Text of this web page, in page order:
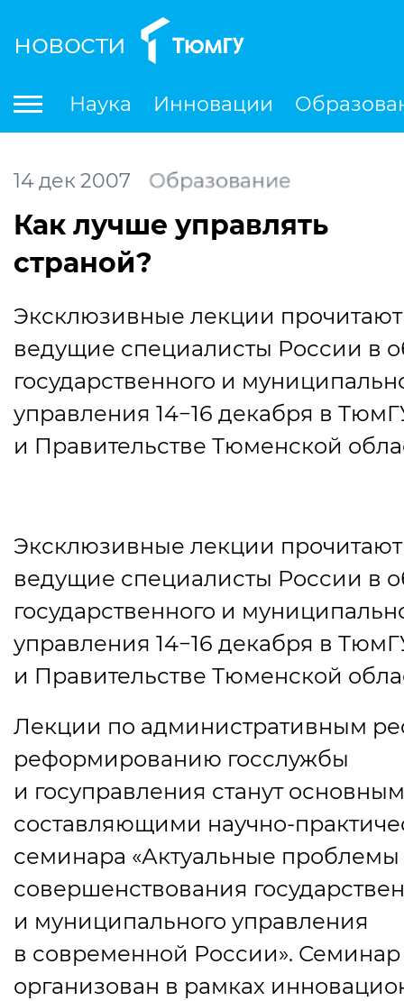
новости
Наука Инновации
Международная деятельность
Как лучше управлять
страной?
Эксклюзивные лекции прочитают
ведущие специалисты России в
государственного и
управления 14−16 декабря в
и Правительстве Тюменской
2007
дек
14 Образование
Эксклюзивные лекции прочитают
ведущие специалисты России в
государственного и
управления 14−16 декабря в
и Правительстве Тюменской
Лекции по административным
реформированию госслужбы
и госуправления станут
составляющими научно-
семинара «Актуальные проблемы
совершенствования
и муниципального управления
в современной России». Семинар
организован в рамках